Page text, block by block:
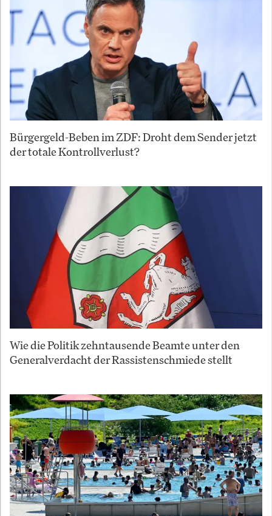
Bürgergeld-Beben im ZDF: Droht dem Sender jetzt
der totale Kontrollverlust?
Wie die Politik zehntausende Beamte unter den
Generalverdacht der Rassistenschmiede stellt